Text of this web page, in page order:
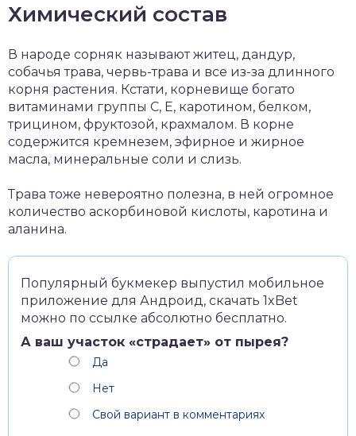
Химический состав
В народе сорняк называют житец, дандур,
собачья трава, червь-трава и все из-за длинного
корня растения. Кстати, корневище богато
витаминами группы C, E, каротином, белком,
трицином, фруктозой, крахмалом. В корне
содержится кремнезем, эфирное и жирное
масла, минеральные соли и слизь.
Трава тоже невероятно полезна, в ней огромное
количество аскорбиновой кислоты, каротина и
аланина.
Популярный букмекер выпустил мобильное
приложение для Андроид, скачать 1xBet
можно по ссылке абсолютно бесплатно.
А ваш участок «страдает» от пырея?
Да
Нет
Свой вариант в комментариях